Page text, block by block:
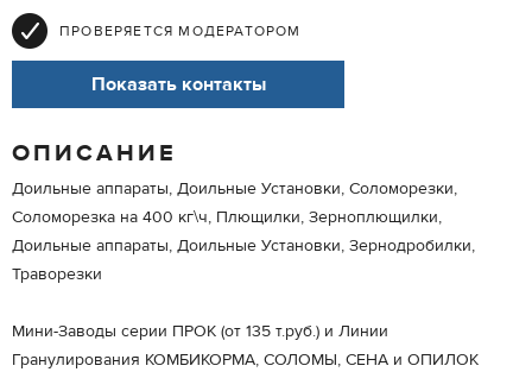
ПРОВЕРЯЕТСЯ МОДЕРАТОРОМ
Показать контакты
ОПИСАНИЕ
Доильные аппараты, Доильные Установки, Соломорезки,
Соломорезка на 400 кг\ч, Плющилки, Зерноплющилки,
Доильные аппараты, Доильные Установки, Зернодробилки,
Траворезки
Мини-Заводы серии ПРОК (от 135 т.руб.) и Линии
Гранулирования КОМБИКОРМА, СОЛОМЫ, СЕНА и ОПИЛОК